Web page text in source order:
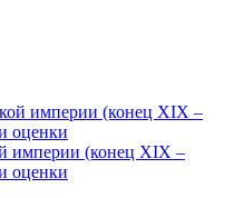
империи (конец XIX –
оценки